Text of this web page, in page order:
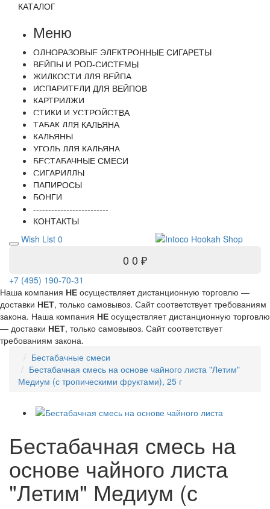
КАТАЛОГ
Меню
ОДНОРАЗОВЫЕ ЭЛЕКТРОННЫЕ СИГАРЕТЫ
ВЕЙПЫ И POD-СИСТЕМЫ
ЖИДКОСТИ ДЛЯ ВЕЙПА
ИСПАРИТЕЛИ ДЛЯ ВЕЙПОВ
КАРТРИДЖИ
СТИКИ И УСТРОЙСТВА
ТАБАК ДЛЯ КАЛЬЯНА
КАЛЬЯНЫ
УГОЛЬ ДЛЯ КАЛЬЯНА
БЕСТАБАЧНЫЕ СМЕСИ
СИГАРИЛЛЫ
ПАПИРОСЫ
БОНГИ
-------------------------
КОНТАКТЫ
Wish List 0
0 0 ₽
+7 (495) 190-70-31
Наша компания НЕ осуществляет дистанционную торговлю —
доставки НЕТ, только самовывоз. Сайт соответствует требованиям
закона. Наша компания НЕ осуществляет дистанционную торговлю
— доставки НЕТ, только самовывоз. Сайт соответствует
требованиям закона.
Бестабачные смеси
Бестабачная смесь на основе чайного листа "Летим"
Медиум (с тропическими фруктами), 25 г
Бестабачная смесь на
основе чайного листа
"Летим" Медиум (с